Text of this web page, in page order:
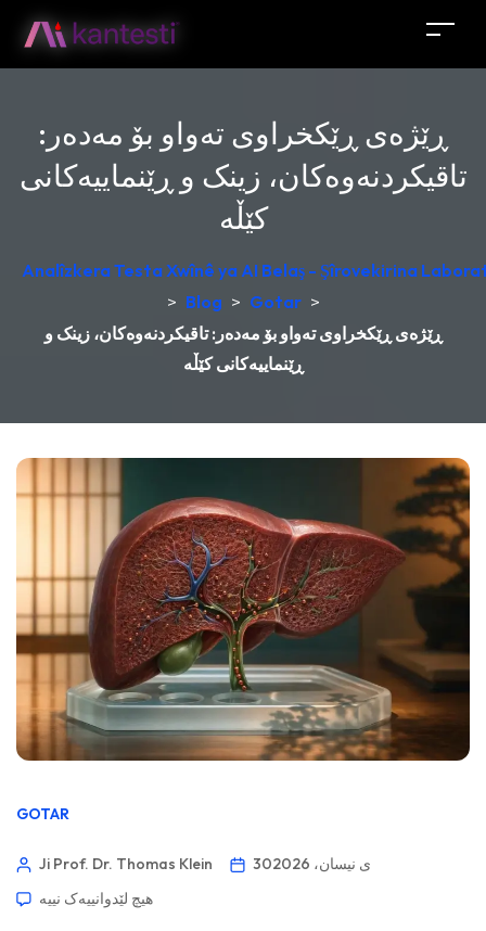
ڕێژەی ڕێکخراوی تەواو بۆ مەدەر:
تاقیکردنەوەکان، زینک و ڕێنماییەکانی
کێڵە
Analîzkera Testa Xwînê ya AI Belaş - Şîrovekirina
> Blog > Gotar >
ڕێژەی ڕێکخراوی تەواو بۆ مەدەر: تاقیکردنەوەکان، زینک و
ڕێنماییەکانی کێڵە
GOTAR
Ji Prof. Dr. Thomas Klein
30ی نیسان، 2026
هیچ لێدوانییەک نییە